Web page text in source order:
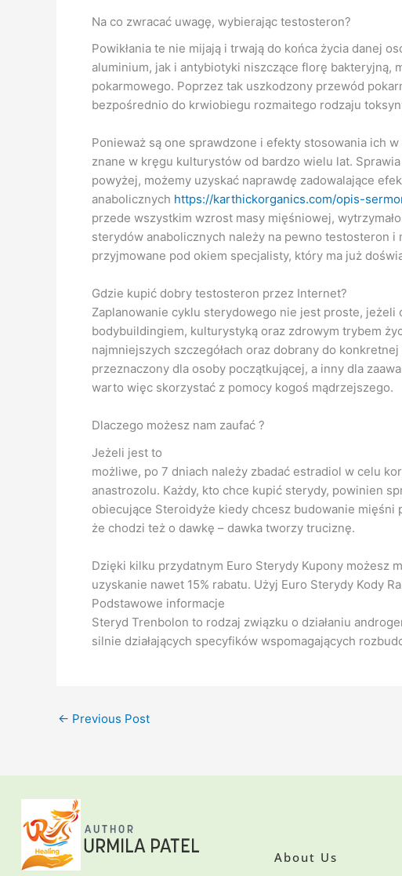
Na co zwracać uwagę, wybierając testosteron?
Powikłania te nie mijają i trwają do końca życia danej
aluminium, jak i antybiotyki niszczące florę bakteryjną,
pokarmowego. Poprzez tak uszkodzony przewód
bezpośrednio do krwiobiegu rozmaitego rodzaju
Ponieważ są one sprawdzone i efekty stosowania ich
znane w kręgu kulturystów od bardzo wielu lat.
powyżej, możemy uzyskać naprawdę zadowalające
anabolicznych https://karthickorganics.com/opis-
przede wszystkim wzrost masy mięśniowej,
sterydów anabolicznych należy na pewno testosteron
przyjmowane pod okiem specjalisty, który ma już
Gdzie kupić dobry testosteron przez Internet?
Zaplanowanie cyklu sterydowego nie jest proste, jeżeli
bodybuildingiem, kulturystyką oraz zdrowym trybem
najmniejszych szczegółach oraz dobrany do
przeznaczony dla osoby początkującej, a inny dla
warto więc skorzystać z pomocy kogoś mądrzejszego.
Dlaczego możesz nam zaufać ?
Jeżeli jest to
możliwe, po 7 dniach należy zbadać estradiol w celu
anastrozolu. Każdy, kto chce kupić sterydy, powinien
obiecujące Steroidyże kiedy chcesz budowanie mięśni
że chodzi też o dawkę – dawka tworzy truciznę.
Dzięki kilku przydatnym Euro Sterydy Kupony możesz
uzyskanie nawet 15% rabatu. Użyj Euro Sterydy Kody
Podstawowe informacje
Steryd Trenbolon to rodzaj związku o działaniu
silnie działających specyfików wspomagających
← Previous Post
About Us